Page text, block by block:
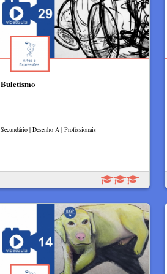
Buletismo
Secundário | Desenho A | Profissionais